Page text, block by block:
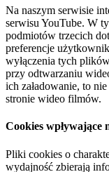
Na naszym serwisie
serwisu YouTube. W
podmiotów trzecich
preferencje
wyłączenia tych
przy odtwarzaniu
ich załadowanie, to
stronie wideo filmów.
Cookies wpływające
Pliki cookies o
wydajność zbierają